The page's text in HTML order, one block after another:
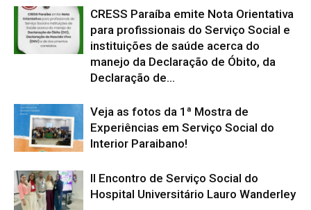
CRESS Paraíba emite Nota Orientativa
para profissionais do Serviço Social e
instituições de saúde acerca do
manejo da Declaração de Óbito, da
Declaração de...
Veja as fotos da 1ª Mostra de
Experiências em Serviço Social do
Interior Paraibano!
II Encontro de Serviço Social do
Hospital Universitário Lauro Wanderley